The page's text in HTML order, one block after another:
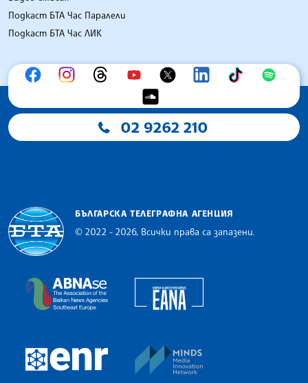
Подкаст БТА Час Паралели
Подкаст БТА Час ЛИК
02 9262 210
БЪЛГАРСКА ТЕЛЕГРАФНА АГЕНЦИЯ
© 2022 - 2026, Всички права са запазени.
The Assocoation of the Balkan News Agencies
European Newsroom